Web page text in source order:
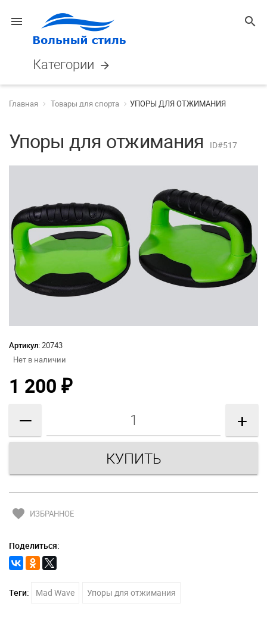
menu search
Категории arrow_forward
Главная Товары для спорта УПОРЫ ДЛЯ ОТЖИМАНИЯ
Упоры для отжимания ID#517
Артикул:20743
Нет в наличии
1 200 ₽
— +
favorite ИЗБРАННОЕ
Поделиться:
Теги: Mad Wave Упоры для отжимания